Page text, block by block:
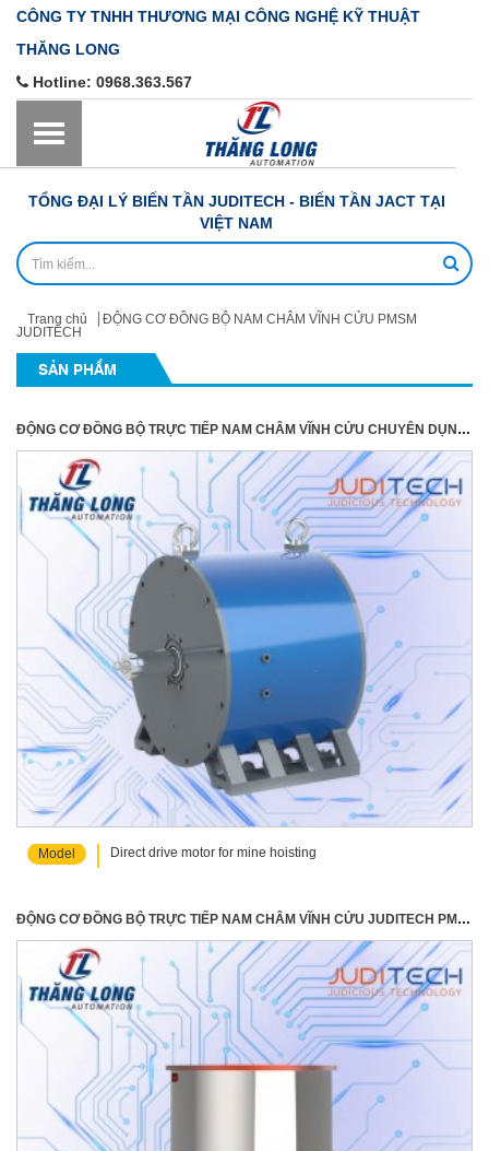
CÔNG TY TNHH THƯƠNG MẠI CÔNG NGHỆ KỸ THUẬT
THĂNG LONG
Hotline: 0968.363.567
TỔNG ĐẠI LÝ BIẾN TẦN JUDITECH - BIẾN TẦN JACT TẠI
VIỆT NAM
Trang chủ
ĐỘNG CƠ ĐỒNG BỘ NAM CHÂM VĨNH CỬU PMSM
JUDITECH
SẢN PHẨM
ĐỘNG CƠ ĐỒNG BỘ TRỰC TIẾP NAM CHÂM VĨNH CỬU CHUYÊN DỤNG CHO KÉO TỜI JUDITECH
Model Direct drive motor for mine hoisting
ĐỘNG CƠ ĐỒNG BỘ TRỰC TIẾP NAM CHÂM VĨNH CỬU JUDITECH PMSM